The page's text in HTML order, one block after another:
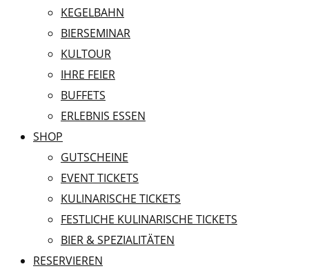
KEGELBAHN
BIERSEMINAR
KULTOUR
IHRE FEIER
BUFFETS
ERLEBNIS ESSEN
SHOP
GUTSCHEINE
EVENT TICKETS
KULINARISCHE TICKETS
FESTLICHE KULINARISCHE TICKETS
BIER & SPEZIALITÄTEN
RESERVIEREN